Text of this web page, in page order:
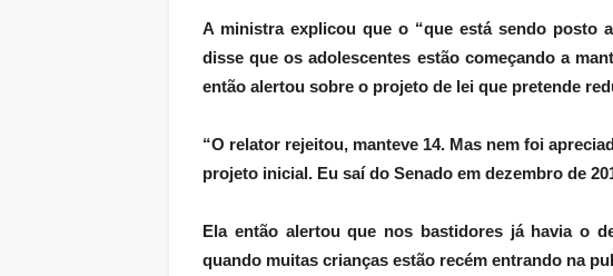
A ministra explicou que o “que está sendo posto
disse que os adolescentes estão começando a
então alertou sobre o projeto de lei que pretende
“O relator rejeitou, manteve 14. Mas nem foi
projeto inicial. Eu saí do Senado em dezembro de
Ela então alertou que nos bastidores já havia o
quando muitas crianças estão recém entrando na